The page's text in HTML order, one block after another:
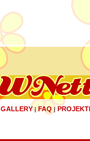
GALLERY|FAQ |